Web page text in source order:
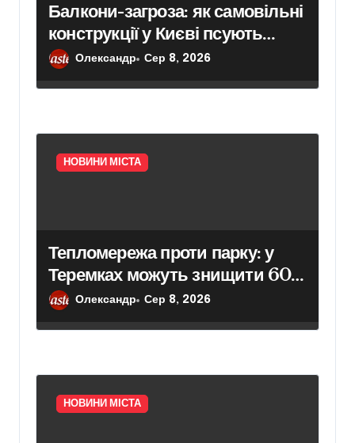
Балкони-загроза: як самовільні
конструкції у Києві псують
фасади будинків і ставлять під
Олександр Сер 8, 2026
НОВИНИ МІСТА
Тепломережа проти парку: у
Теремках можуть знищити 600
деревОлександр Сер 8, 2026
НОВИНИ МІСТА